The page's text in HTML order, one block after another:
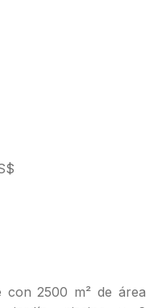
con 2500 m² de área